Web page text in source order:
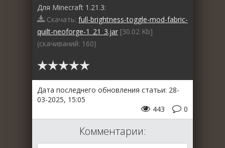
Для Minecraft 1.21.3:
Скачать: full-brightness-toggle-mod-fabric-
quilt-neoforge-1_21_3.jar [30.02 Kb]
(cкачиваний: 160)
Дата последнего обновления статьи: 28-
03-2025, 15:05
0
443
Комментарии: